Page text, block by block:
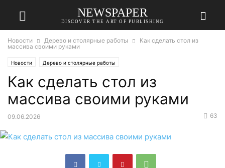
NEWSPAPER
DISCOVER THE ART OF PUBLISHING
Новости Дерево и столярные работы
Как сделать стол из
массива своими руками
Новости Дерево и столярные работы
Как сделать стол из
массива своими руками
09.06.2026 63